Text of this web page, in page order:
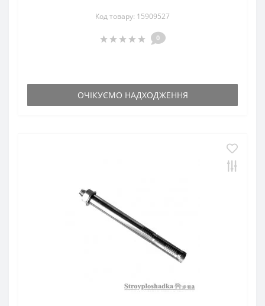
Код товару: 15909527
0
ОЧІКУЄМО НАДХОДЖЕННЯ